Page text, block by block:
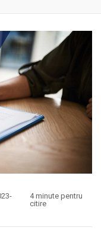
4 minute pentru
citire